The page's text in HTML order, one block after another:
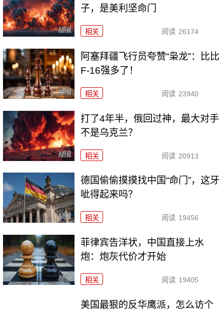
子，是美利坚命门
相关 阅读 26174
阿塞拜疆飞行员夸赞“枭龙”：比比
F-16强多了！
相关 阅读 23940
打了4年半，俄回过神，最大对手
不是乌克兰？
相关 阅读 20913
德国偷偷摸摸找中国“命门”，这牙
呲得起来吗？
相关 阅读 19456
菲律宾告洋状，中国直接上水
炮：炮灰代价才开始
相关 阅读 19405
美国最狠的反华鹰派，怎么访个